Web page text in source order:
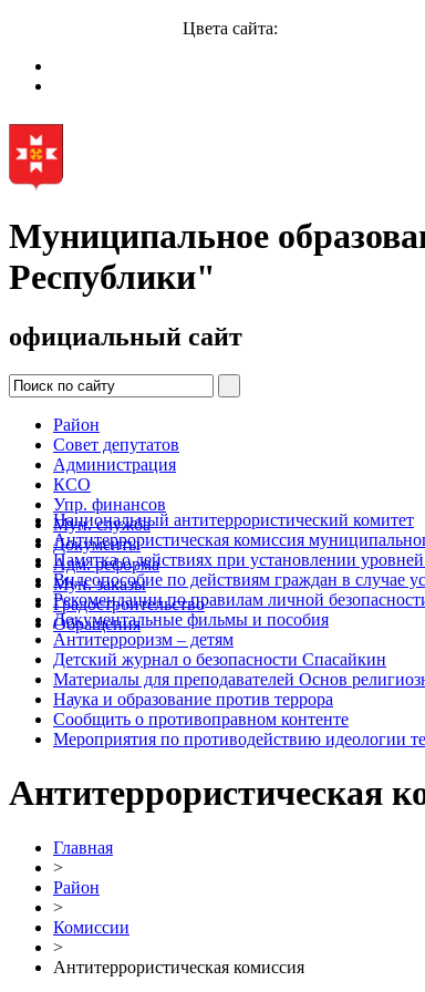
Цвета сайта:
Муниципальное
Республики"
официальный сайт
Район
Совет депутатов
Администрация
КСО
Упр. финансов
Мун. служба
Документы
Адм. реформа
Мун. заказы
Градостроительство
Обращения
Национальный антитеррористический комитет
Антитеррористическая комиссия
Памятка о действиях при установлении
Видеопособие по действиям граждан в случае
Рекомендации по правилам личной
Документальные фильмы и пособия
Антитерроризм – детям
Детский журнал о безопасности Спасайкин
Материалы для преподавателей Основ
Наука и образование против террора
Сообщить о противоправном контенте
Мероприятия по противодействию идеологии
Антитеррористическая
Главная
>
Район
>
Комиссии
>
Антитеррористическая комиссия